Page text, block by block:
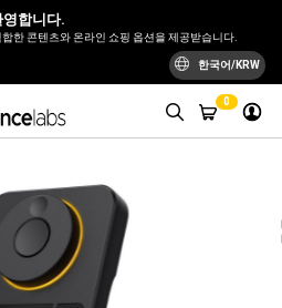
합니다.
한 콘텐츠와 온라인 쇼핑 옵션을 제공받습니다.
한국어/KRW
0